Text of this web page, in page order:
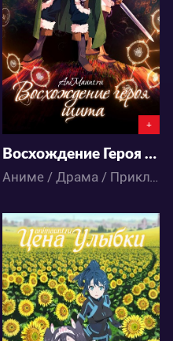
573 1594
+
Восхождение Героя щита 1 сезон
Аниме / Драма / Приключения / Сёнэн / Фэнтези / Экшен
17830